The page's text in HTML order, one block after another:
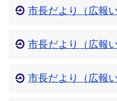
市長だより（広報
市長だより（広報
市長だより（広報